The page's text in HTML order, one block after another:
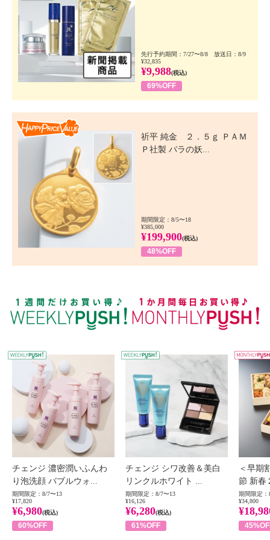
先行予約期間：7/27〜8/8 放送日：8/9
¥32,835
¥9,988(税込)
69%OFF
祈平 純金 ２．５ｇ ＰＡＭ
Ｐ社製 バラの妖...
期間限定：8/5〜18
¥385,000
¥199,900(税込)
48%OFF
WEEKLY PUSH
チェンジ 濃密潤いふんわ
り泡洗顔 バブルウォ...
期間限定：8/7〜13
¥17,820
¥6,980(税込)
60%OFF
チェンジ シワ改善＆美白
リンクルホワイト ...
期間限定：8/7〜13
¥16,126
¥6,280(税込)
61%OFF
＜早期
節 新春
期間限定：
¥34,800